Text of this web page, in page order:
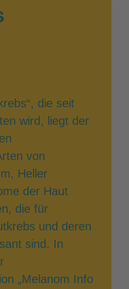
die seit
wird, liegt der
von
Heller
der Haut
die für
und deren
sind. In
„Melanom Info